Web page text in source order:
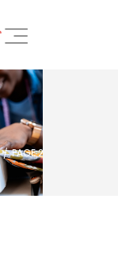
/ PAGE 2